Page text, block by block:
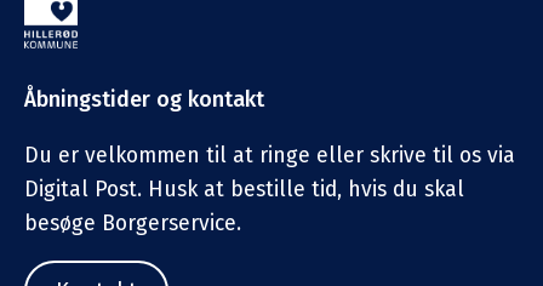
Åbningstider og kontakt
Du er velkommen til at ringe eller skrive til os via
Digital Post. Husk at bestille tid, hvis du skal
besøge Borgerservice.